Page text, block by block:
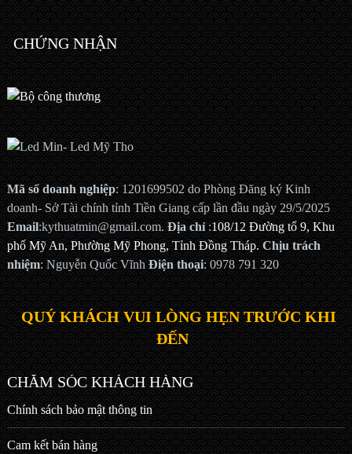
CHỨNG NHẬN
Mã số doanh nghiệp: 1201699502 do Phòng Đăng ký Kinh
doanh- Sở Tài chính tỉnh Tiền Giang cấp lần đầu ngày 29/5/2025
Email:kythuatmin@gmail.com. Địa chỉ:108/12 Đường tổ 9, Khu
phố Mỹ An, Phường Mỹ Phong, Tỉnh Đồng Tháp. Chịu trách
nhiệm: Nguyễn Quốc Vĩnh Điện thoại: 0978 791 320
QUÝ KHÁCH VUI LÒNG HẸN TRƯỚC KHI
ĐẾN
CHĂM SÓC KHÁCH HÀNG
Chính sách bảo mật thông tin
Cam kết bán hàng